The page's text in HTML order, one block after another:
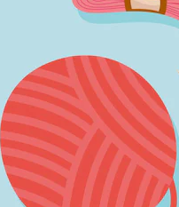
最高のクリエイティブ制
ットフォーム。クリエイ
店、スタジオを含む100
います。
日本語